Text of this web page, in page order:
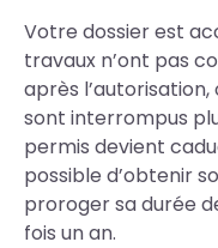
Votre dossier est
travaux n’ont pas
après l’autorisation,
sont interrompus
permis devient
possible d’obtenir
proroger sa durée
fois un an.